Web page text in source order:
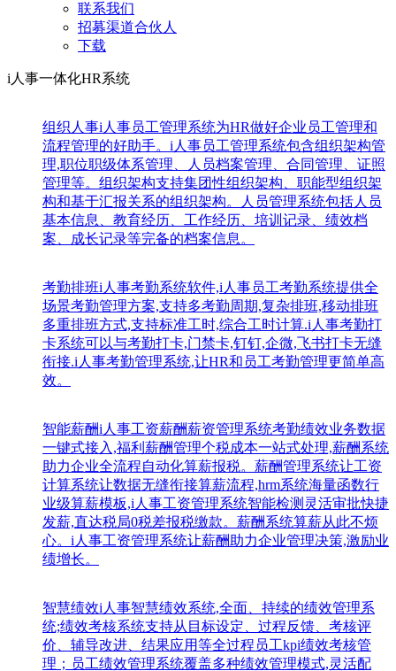
联系我们
招募渠道合伙人
下载
i人事一体化HR系统
组织人事i人事员工管理系统为HR做好企业员工管理和
流程管理的好助手。i人事员工管理系统包含组织架构管
理,职位职级体系管理、人员档案管理、合同管理、证照
管理等。组织架构支持集团性组织架构、职能型组织架
构和基于汇报关系的组织架构。人员管理系统包括人员
基本信息、教育经历、工作经历、培训记录、绩效档
案、成长记录等完备的档案信息。
考勤排班i人事考勤系统软件,i人事员工考勤系统提供全
场景考勤管理方案,支持多考勤周期,复杂排班,移动排班
多重排班方式,支持标准工时,综合工时计算.i人事考勤打
卡系统可以与考勤打卡,门禁卡,钉钉,企微,飞书打卡无缝
衔接.i人事考勤管理系统,让HR和员工考勤管理更简单高
效。
智能薪酬i人事工资薪酬薪资管理系统考勤绩效业务数据
一键式接入,福利薪酬管理个税成本一站式处理,薪酬系统
助力企业全流程自动化算薪报税。薪酬管理系统让工资
计算系统让数据无缝衔接算薪流程,hrm系统海量函数行
业级算薪模板,i人事工资管理系统智能检测灵活审批快捷
发薪,直达税局0税差报税缴款。薪酬系统算薪从此不烦
心。i人事工资管理系统让薪酬助力企业管理决策,激励业
绩增长。
智慧绩效i人事智慧绩效系统,全面、持续的绩效管理系
统;绩效考核系统支持从目标设定、过程反馈、考核评
价、辅导改进、结果应用等全过程员工kpi绩效考核管
理；员工绩效管理系统覆盖多种绩效管理模式,灵活配